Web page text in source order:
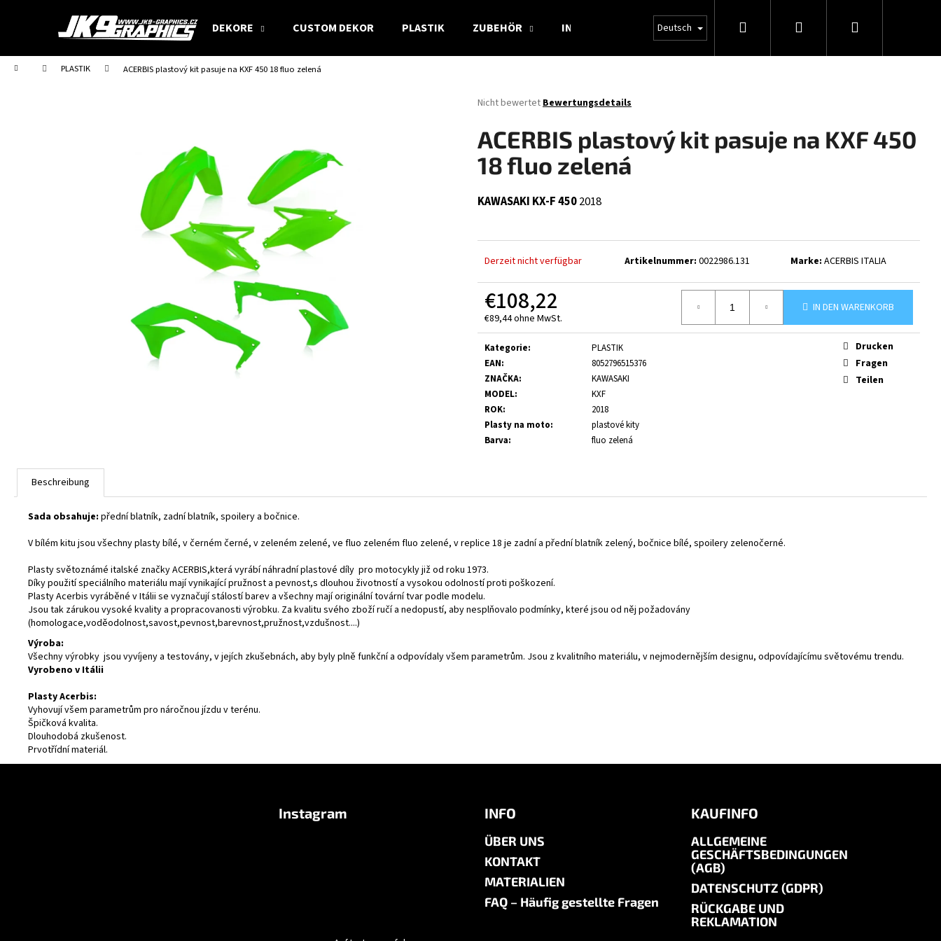
DEKORE CUSTOM DEKOR PLASTIK ZUBEHÖR INFO Deutsch Suchen Login Warenkorb
StartseitePLASTIK ACERBIS plastový kit pasuje na KXF 450 18 fluo zelená
Die
Produktbewertung
ist
0,0
von
Sternen.
Nicht bewertetBewertungsdetails
ACERBIS plastový kit pasuje na KXF 450
18 fluo zelená
KAWASAKI KX-F 4502018
Derzeit nicht verfügbar Artikelnummer: 0022986.131 Marke: ACERBIS ITALIA
€108,22
€89,44 ohne MwSt.
Verkaufspreis:
IN DEN WARENKORB
Kategorie:
PLASTIK
EAN:
8052796515376
ZNAČKA:
KAWASAKI
MODEL:
KXF
ROK:
2018
Plasty na moto:
plastové kity
Barva: fluo zelená
Drucken
Fragen
Teilen
Beschreibung
Sada obsahuje: přední blatník, zadní blatník, spoilery a bočnice.
V bílém kitu jsou všechny plasty bílé, v černém černé, v zeleném zelené, ve fluo zeleném fluo zelené, v replice 18 je zadní a přední blatník zelený, bočnice bílé, spoilery zelenočerné.
Plasty světoznámé italské značky ACERBIS,která vyrábí náhradní plastové díly pro motocykly již od roku 1973.
Díky použití speciálního materiálu mají vynikající pružnost a pevnost,s dlouhou životností a vysokou odolností proti poškození.
Plasty Acerbis vyráběné v Itálii se vyznačují stálostí barev a všechny mají originální tovární tvar podle modelu.
Jsou tak zárukou vysoké kvality a propracovanosti výrobku. Za kvalitu svého zboží ručí a nedopustí, aby nesplňovalo podmínky, které jsou od něj požadovány
(homologace,voděodolnost,savost,pevnost,barevnost,pružnost,vzdušnost....)
Výroba:
Všechny výrobky jsou vyvíjeny a testovány, v jejích zkušebnách, aby byly plně funkční a odpovídaly všem parametrům. Jsou z kvalitního materiálu, v nejmodernějším designu, odpovídajícímu světovému trendu.
Vyrobeno v Itálii
Plasty Acerbis:
Vyhovují všem parametrům pro náročnou jízdu v terénu.
Špičková kvalita.
Dlouhodobá zkušenost.
Prvotřídní materiál.
e
Zurück
zum
Zurück
zum
SUCHEN
Instagram INFO
ÜBER UNS
KONTAKT
MATERIALIEN
FAQ – Häufig gestellte Fragen
KAUFINFO
ALLGEMEINE
GESCHÄFTSBEDINGUNGEN
(AGB)
DATENSCHUTZ (GDPR)
RÜCKGABE UND
REKLAMATION